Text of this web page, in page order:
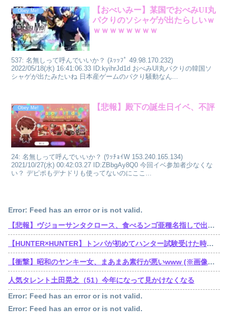
Obey Me!
【おべいみー】某国でおべみUI丸
パクりのソシャゲが出たらしいｗ
ｗｗｗｗｗｗｗｗ
537: 名無しって呼んでいいか？ (ｽｯｯﾌﾟ 49.98.170.232)
2022/05/18(水) 16:41:06.33 ID:kyihrJd1d おべみUI丸パクりの韓国ソ
シャゲが出たみたいね 日本産ゲームのパクり騒動なん...
Obey Me! 【悲報】殿下の誕生日イベ、不評
24: 名無しって呼んでいいか？ (ﾜｯﾁｮｲW 153.240.165.134)
2021/10/27(水) 00:42:03.27 ID:ZBbgAy8Q0 今回イベ参加者少なくな
い？ デピポもデナドリも使ってないのにここ...
Error: Feed has an error or is not valid.
【悲報】ヴジョーサンタクロース、食べるンゴ亜種名指しで出禁されてた
【HUNTER×HUNTER】トンパが初めてハンター試験受けた時ってゴンより若かったんだね
【衝撃】昭和のヤンキー女、まあまあ素行が悪いwww (※画像あり)
人気タレント土田晃之（51）今年になって見かけなくなる
Error: Feed has an error or is not valid.
Error: Feed has an error or is not valid.